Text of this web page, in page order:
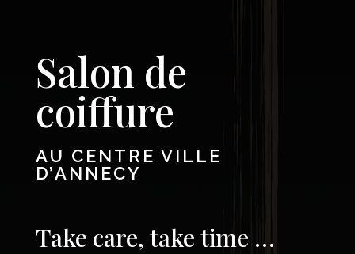
Salon de
coiffure
AU CENTRE VILLE
D’ANNECY
Take care, take time …